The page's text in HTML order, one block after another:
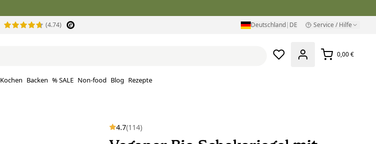
(4.74) Deutschland| DE Service / Hilfe
0,00 €
Kochen Backen % SALE Non-food Blog Rezepte
4.7(114)